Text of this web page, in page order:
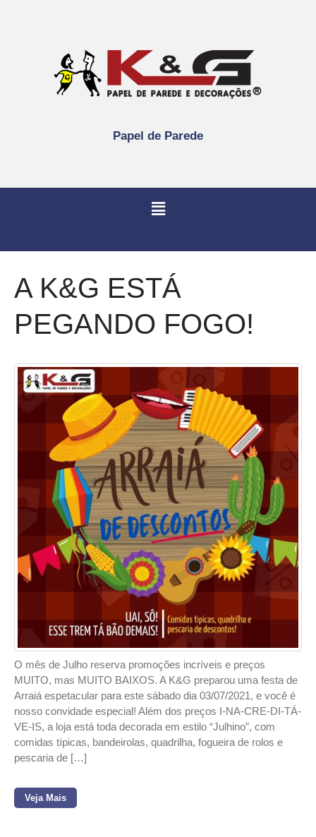
Papel de Parede
A K&G ESTÁ
PEGANDO FOGO!
O mês de Julho reserva promoções incríveis e preços
MUITO, mas MUITO BAIXOS. A K&G preparou uma festa de
Arraiá espetacular para este sábado dia 03/07/2021, e você é
nosso convidade especial! Além dos preços I-NA-CRE-DI-TÁ-
VE-IS, a loja está toda decorada em estilo “Julhino”, com
comidas típicas, bandeirolas, quadrilha, fogueira de rolos e
pescaria de […]
Veja Mais